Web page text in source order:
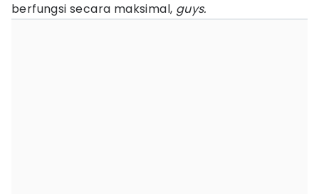
berfungsi secara maksimal, guys.